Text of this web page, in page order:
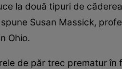
la două tipuri de
Susan Massick,
Ohio.
de păr trec prematur